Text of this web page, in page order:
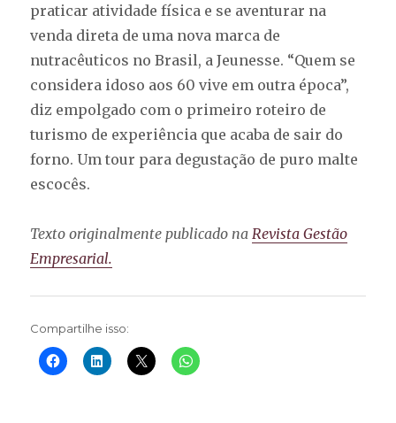
praticar atividade física e se aventurar na
venda direta de uma nova marca de
nutracêuticos no Brasil, a Jeunesse. “Quem se
considera idoso aos 60 vive em outra época”,
diz empolgado com o primeiro roteiro de
turismo de experiência que acaba de sair do
forno. Um tour para degustação de puro malte
escocês.
Texto originalmente publicado na Revista Gestão
Empresarial.
Compartilhe isso: